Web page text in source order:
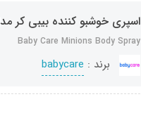
اسپری خوشبو کننده بیبی کر
Baby Care Minions Body Spray
برند : babycare